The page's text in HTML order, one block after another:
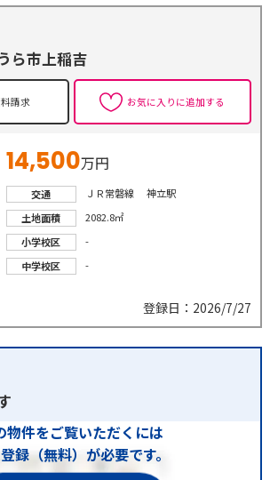
ら市上稲吉
請求 お気に入りに追加する
14,500万円
交通
ＪＲ常磐線 神立駅
土地面積
2082.8㎡
小学校区
-
中学校区
-
登録日：2026/7/27
物件をご覧いただくには
録（無料）が必要です。